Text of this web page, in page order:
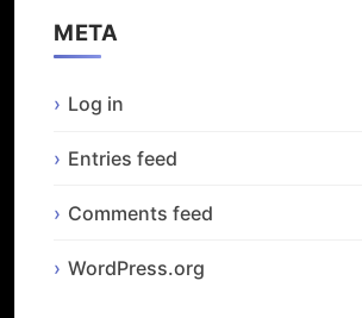
META
Log in
Entries feed
Comments feed
WordPress.org